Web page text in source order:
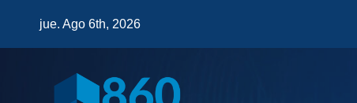
jue. Ago 6th, 2026